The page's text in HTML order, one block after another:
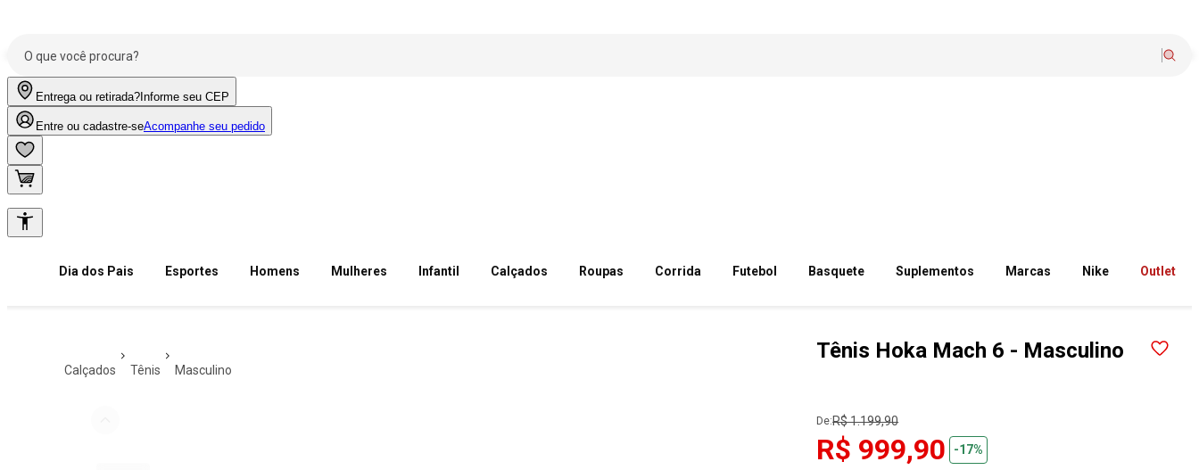
Entrega ou retirada? Informe seu CEP
Entre ou cadastre-seAcompanhe seu pedido
Dia dos Pais Esportes Homens Mulheres Infantil Calçados Roupas Corrida Futebol Basquete Suplementos Marcas Nike Outlet
calçados tênis masculino
Tênis Hoka Mach 6 - Masculino
De:R$ 1.199,90
R$ 999,90 -17%